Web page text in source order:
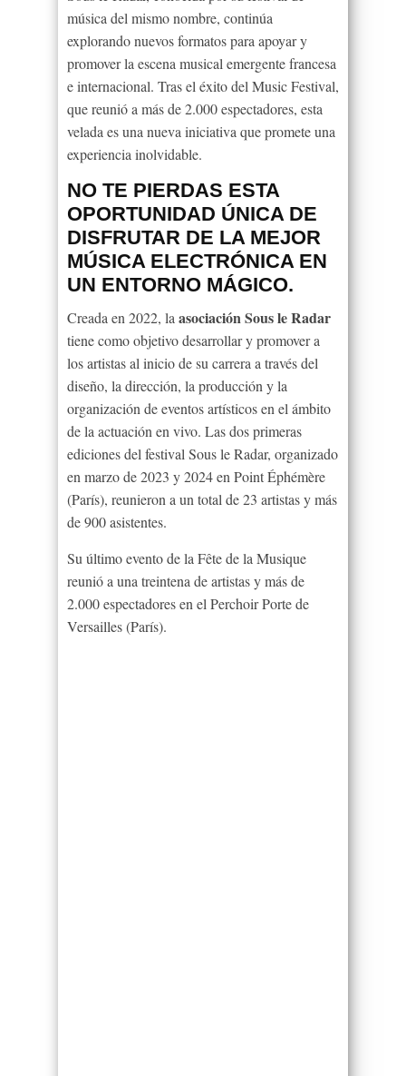
música del mismo nombre, continúa
explorando nuevos formatos para apoyar y
promover la escena musical emergente francesa
e internacional. Tras el éxito del Music Festival,
que reunió a más de 2.000 espectadores, esta
velada es una nueva iniciativa que promete una
experiencia inolvidable.
NO TE PIERDAS ESTA
OPORTUNIDAD ÚNICA DE
DISFRUTAR DE LA MEJOR
MÚSICA ELECTRÓNICA EN
UN ENTORNO MÁGICO.
Creada en 2022, la asociación Sous le Radar
tiene como objetivo desarrollar y promover a
los artistas al inicio de su carrera a través del
diseño, la dirección, la producción y la
organización de eventos artísticos en el ámbito
de la actuación en vivo. Las dos primeras
ediciones del festival Sous le Radar, organizado
en marzo de 2023 y 2024 en Point Éphémère
(París), reunieron a un total de 23 artistas y más
de 900 asistentes.
Su último evento de la Fête de la Musique
reunió a una treintena de artistas y más de
2.000 espectadores en el Perchoir Porte de
Versailles (París).